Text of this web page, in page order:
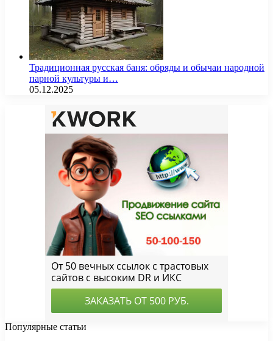
Традиционная русская баня: обряды и обычаи народной
парной культуры и…
05.12.2025
Популярные статьи